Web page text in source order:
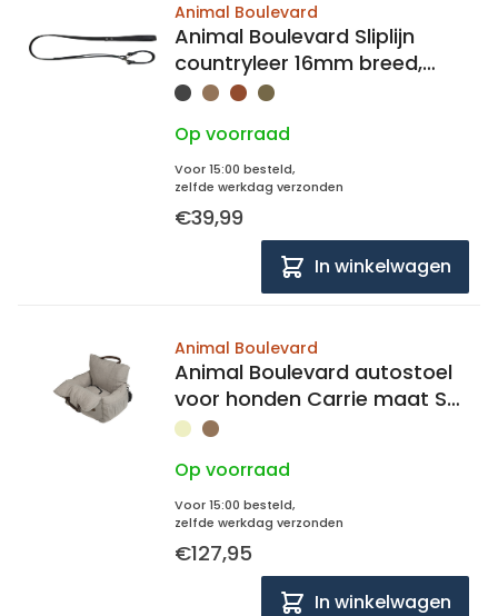
Animal Boulevard
Animal Boulevard Sliplijn
countryleer 16mm breed,
148cm lang
Op voorraad
Voor 15:00 besteld,
zelfde werkdag verzonden
€39,99
In winkelwagen
Animal Boulevard
Animal Boulevard autostoel
voor honden Carrie maat S
55x50x47cm
Op voorraad
Voor 15:00 besteld,
zelfde werkdag verzonden
€127,95
In winkelwagen